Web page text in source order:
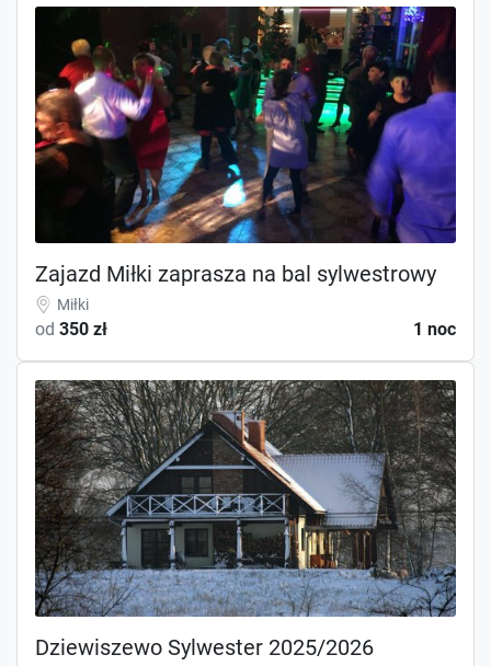
Zajazd Miłki zaprasza na bal sylwestrowy
Miłki
od 350 zł 1 noc
Dziewiszewo Sylwester 2025/2026